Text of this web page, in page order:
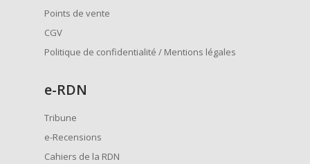
Points de vente
CGV
Politique de confidentialité / Mentions légales
e-RDN
Tribune
e-Recensions
Cahiers de la RDN